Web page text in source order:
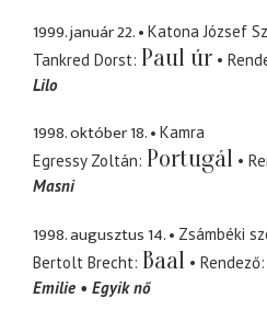
1999. január 22.
Katona József
Tankred Dorst Paul úr
Lilo
1998. október 18.
Kamra
Egressy Zoltán Portugál
Masni
1998. augusztus 14.
Zsámbéki
Bertolt Brecht Baal Rendező
Emilie
Egyik nő